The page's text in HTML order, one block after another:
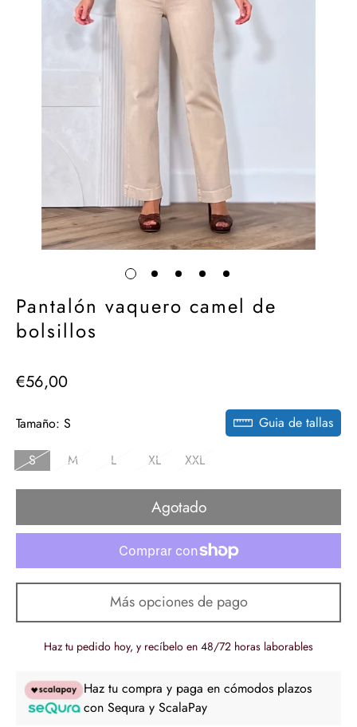
Pantalón vaquero camel de
bolsillos
Precio
€56,00
Tamaño: S Guia de tallas
S M L XL XXL
Agotado
Más opciones de pago
Haz tu pedido hoy, y recíbelo en 48/72 horas laborables
Haz tu compra y paga en cómodos plazos
con Sequra y ScalaPay